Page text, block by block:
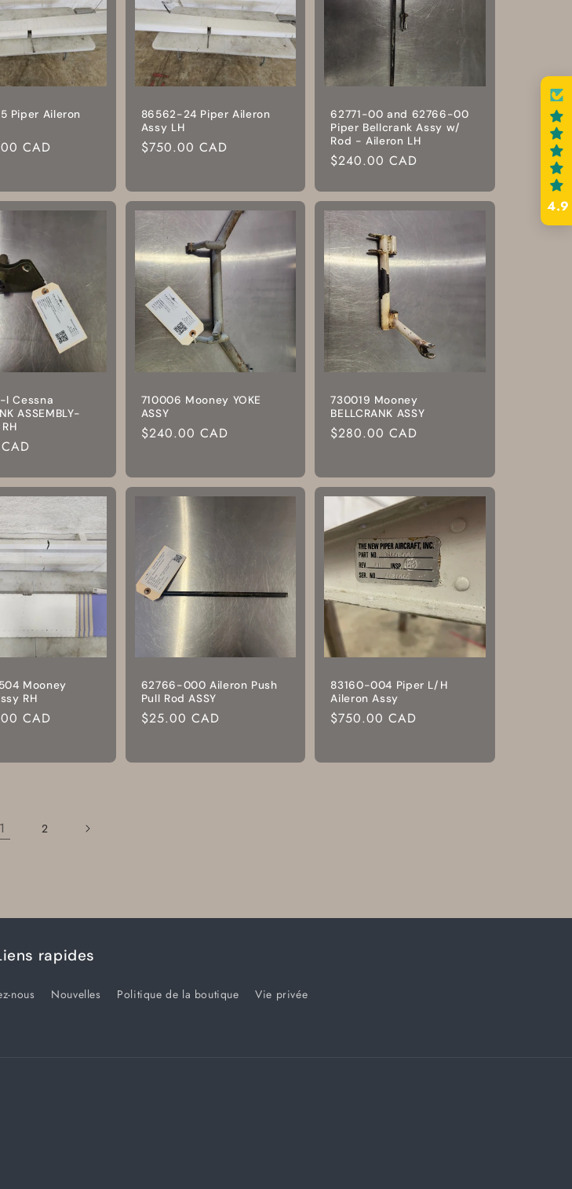
Piper Aileron
CAD
86562-24 Piper Aileron
Assy LH
Prix
$750.00 CAD
62771-00 and 62766-00
Piper Bellcrank Assy w/
Rod - Aileron LH
Prix
$240.00 CAD
l Cessna
ASSEMBLY-
710006 Mooney YOKE
ASSY
Prix
$240.00 CAD
730019 Mooney
BELLCRANK ASSY
Prix
$280.00 CAD
Mooney
RH
CAD
62766-000 Aileron Push
Pull Rod ASSY
Prix
$25.00 CAD
83160-004 Piper L/H
Aileron Assy
Prix
$750.00 CAD
1 2
rapides
nous Nouvelles Politique de la boutique Vie privée
4.9